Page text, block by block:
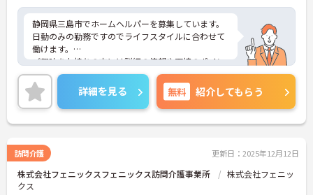
静岡県三島市でホームヘルパーを募集しています。
日勤のみの勤務ですのでライフスタイルに合わせて
働けます。
ご興味をお持ちの方には詳細の情報や面接のポイン
トをお伝えしますのでお気軽にお問い合わせくださ
いませ。
詳細を見る 無料 紹介してもらう
訪問介護 更新日：2025年12月12日
株式会社フェニックスフェニックス訪問介護事業所
株式会社フェニッ
クス